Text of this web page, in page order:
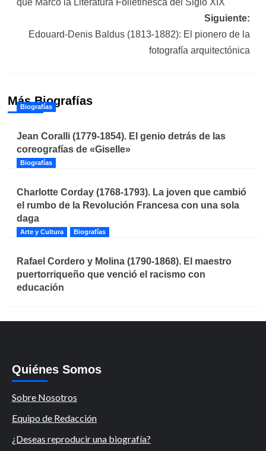
entradas
Siguiente:
Edouard-Denis Baldus (1813-1882): El pionero de la
fotografía arquitectónica
Más Biografías
Biografías
Jean Coralli (1779-1854). El genio detrás de las
coreografías de «Giselle»
Biografías
Charlotte Corday (1768-1793). La joven que cambió
el rumbo de la Revolución Francesa con una sola
daga
Arte y Cultura Biografías
Rafael Cordero y Molina (1790-1868). El maestro
puertorriqueño que venció el racismo con
educación
Quiénes Somos
Sobre Nosotros
Equipo de Redacción
¿Deseas reproducir una biografía?